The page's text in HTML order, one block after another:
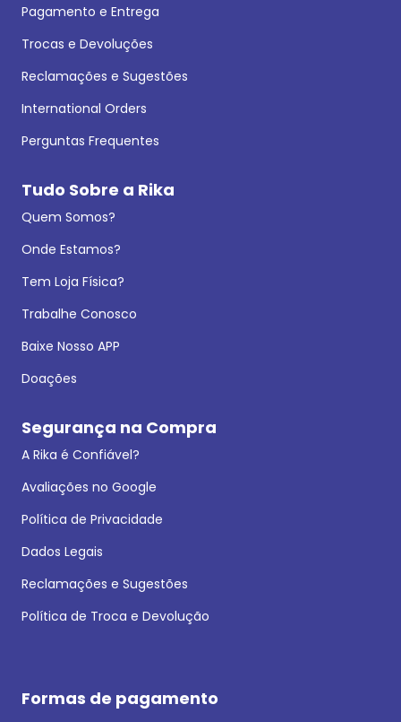
Pagamento e Entrega
Trocas e Devoluções
Reclamações e Sugestões
International Orders
Perguntas Frequentes
Tudo Sobre a Rika
Quem Somos?
Onde Estamos?
Tem Loja Física?
Trabalhe Conosco
Baixe Nosso APP
Doações
Segurança na Compra
A Rika é Confiável?
Avaliações no Google
Política de Privacidade
Dados Legais
Reclamações e Sugestões
Política de Troca e Devolução
Formas de pagamento